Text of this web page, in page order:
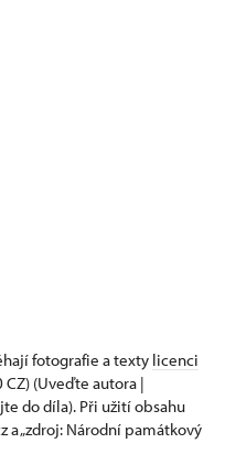
fotografie a texty licenci
CZ) (Uveďte autora |
do díla). Při užití obsahu
a „zdroj: Národní památkový